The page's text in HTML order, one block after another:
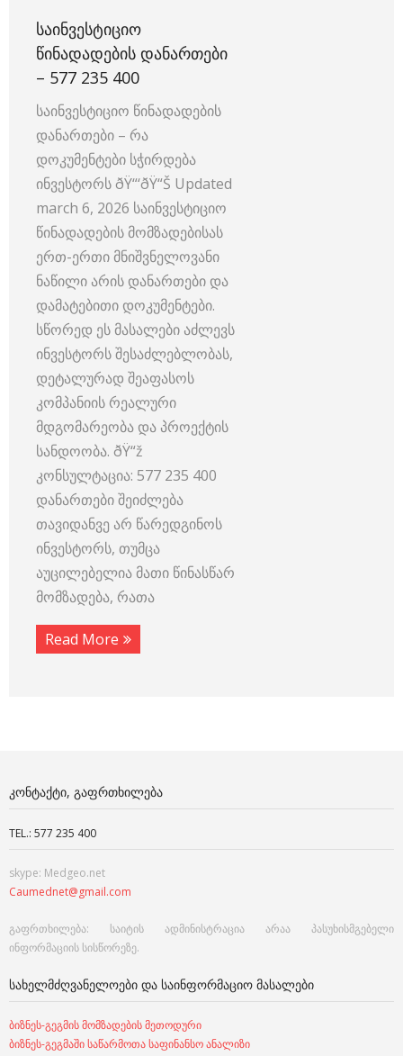
ᲡᲐᲘᲜᲕᲔᲡᲢᲘᲪᲘᲝ
ᲬᲘᲜᲐᲓᲐᲓᲔᲑᲘᲡ ᲓᲐᲜᲐᲠᲗᲔᲑᲘ
– 577 235 400
საინვესტიციო წინადადების
დანართები – რა
დოკუმენტები სჭირდება
ინვესტორს ðŸ“‘ðŸ“Š Updated
march 6, 2026 საინვესტიციო
წინადადების მომზადებისას
ერთ-ერთი მნიშვნელოვანი
ნაწილი არის დანართები და
დამატებითი დოკუმენტები.
სწორედ ეს მასალები აძლევს
ინვესტორს შესაძლებლობას,
დეტალურად შეაფასოს
კომპანიის რეალური
მდგომარეობა და პროექტის
სანდოობა. ðŸ“ž
კონსულტაცია: 577 235 400
დანართები შეიძლება
თავიდანვე არ წარედგინოს
ინვესტორს, თუმცა
აუცილებელია მათი წინასწარ
მომზადება, რათა
Read More
ᲙᲝᲜᲢᲐᲥᲢᲘ, ᲒᲐᲤᲠᲗᲮᲘᲚᲔᲑᲐ
TEL.: 577 235 400
skype: Medgeo.net
Caumednet@gmail.com
გაფრთხილება: საიტის ადმინისტრაცია არაა პასუხისმგებელი
ინფორმაციის სისწორეზე.
ᲡᲐᲮᲔᲚᲛᲫᲦᲕᲐᲜᲔᲚᲝᲔᲑᲘ ᲓᲐ ᲡᲐᲘᲜᲤᲝᲠᲛᲐᲪᲘᲝ ᲛᲐᲡᲐᲚᲔᲑᲘ
ბიზნეს-გეგმის მომზადების მეთოდური
ბიზნეს-გეგმაში საწარმოთა საფინანსო ანალიზი